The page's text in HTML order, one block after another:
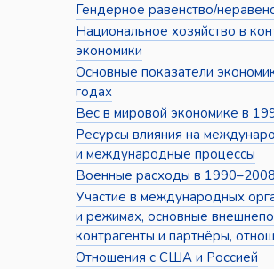
Гендерное равенство/
Национальное хозяйство в
экономики
Основные показатели
годах
Вес в мировой экономике в
Ресурсы влияния на
и международные процессы
Военные расходы в
Участие в международных
и режимах, основные
контрагенты и партнёры,
Отношения с США и Россией